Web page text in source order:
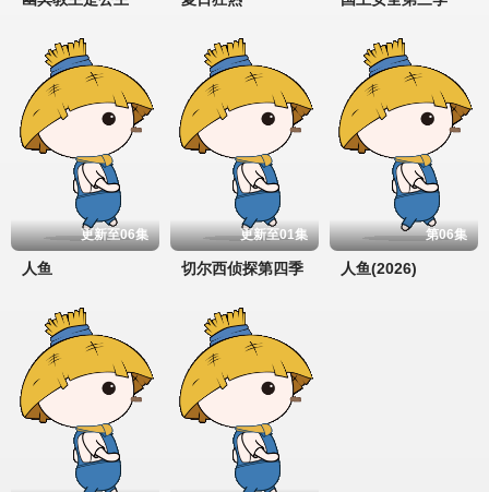
更新至06集
人鱼
更新至01集
切尔西侦探第四季
第06集
人鱼(2026)